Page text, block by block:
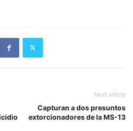
Next article
Capturan a dos presuntos
extorcionadores de la MS-13